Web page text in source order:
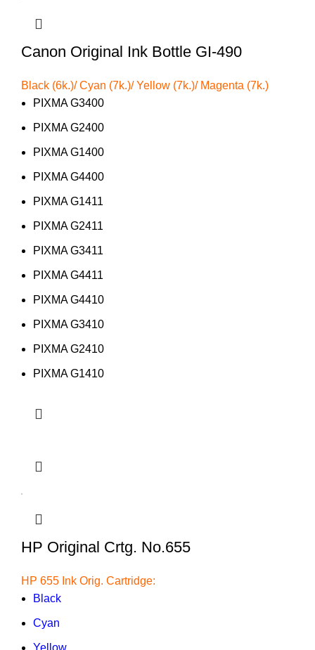
Canon Original Ink Bottle GI-490
Black (6k.)/Cyan (7k.)/Yellow (7k.)/ Magenta (7k.)
PIXMA G3400
PIXMA G2400
PIXMA G1400
PIXMA G4400
PIXMA G1411
PIXMA G2411
PIXMA G3411
PIXMA G4411
PIXMA G4410
PIXMA G3410
PIXMA G2410
PIXMA G1410
HP Original Crtg. No.655
HP 655 Ink Orig. Cartridge:
Black
Cyan